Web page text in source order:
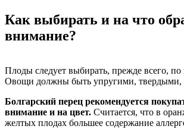
Как выбирать и на что
внимание?
Плоды следует выбирать, прежде всего,
Овощи должны быть упругими, твердыми,
Болгарский перец рекомендуется
внимание и на цвет. Считается, что в
желтых плодах большее содержание